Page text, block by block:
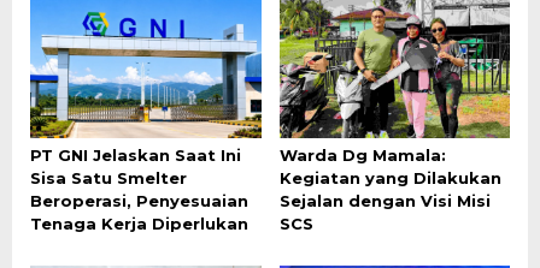
PT GNI Jelaskan Saat Ini
Sisa Satu Smelter
Beroperasi, Penyesuaian
Tenaga Kerja Diperlukan
Warda Dg Mamala:
Kegiatan yang Dilakukan
Sejalan dengan Visi Misi
SCS